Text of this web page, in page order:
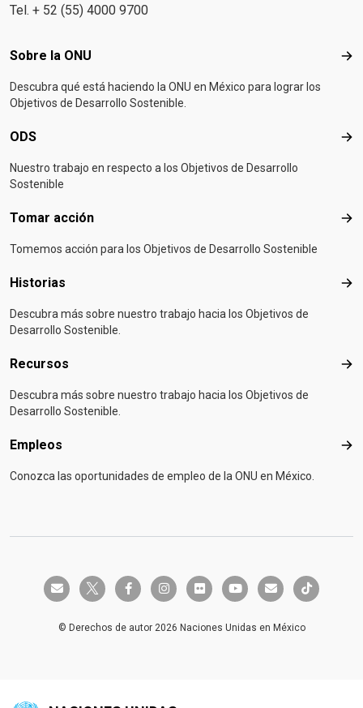
Tel. + 52 (55) 4000 9700
Footer menu
Sobre la ONU
Descubra qué está haciendo la ONU en México para lograr los
Objetivos de Desarrollo Sostenible.
ODS
Nuestro trabajo en respecto a los Objetivos de Desarrollo
Sostenible
Tomar acción
Tomemos acción para los Objetivos de Desarrollo Sostenible
Historias
Descubra más sobre nuestro trabajo hacia los Objetivos de
Desarrollo Sostenible.
Recursos
Descubra más sobre nuestro trabajo hacia los Objetivos de
Desarrollo Sostenible.
Empleos
Conozca las oportunidades de empleo de la ONU en México.
envelopetwitter-x facebook-finstagramflickr youtube envelopetiktok
© Derechos de autor 2026 Naciones Unidas en México